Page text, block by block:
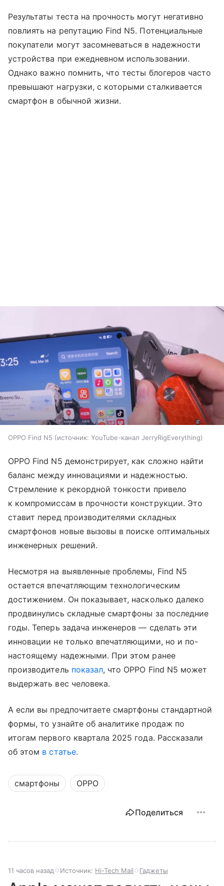
Результаты теста на прочность могут негативно
повлиять на репутацию Find N5. Потенциальные
покупатели могут засомневаться в надежности
устройства при ежедневном использовании.
Однако важно помнить, что тесты блогеров часто
превышают нагрузки, с которыми сталкивается
смартфон в обычной жизни.
OPPO Find N5 источник: YouTube-канал JerryRigEverything
OPPO Find N5 демонстрирует, как сложно найти
баланс между инновациями и надежностью.
Стремление к рекордной тонкости привело
к компромиссам в прочности конструкции. Это
ставит перед производителями складных
смартфонов новые вызовы в поиске оптимальных
инженерных решений.
Несмотря на выявленные проблемы, Find N5
остается впечатляющим технологическим
достижением. Он показывает, насколько далеко
продвинулись складные смартфоны за последние
годы. Теперь задача инженеров — сделать эти
инновации не только впечатляющими, но и по-
настоящему надежными. При этом ранее
производитель показал, что OPPO Find N5 может
выдержать вес человека.
А если вы предпочитаете смартфоны стандартной
формы, то узнайте об аналитике продаж по
итогам первого квартала 2025 года. Рассказали
об этом в статье.
смартфоны OPPO
Поделиться
11 часов назад Источник: Hi-Tech Mail Гаджеты